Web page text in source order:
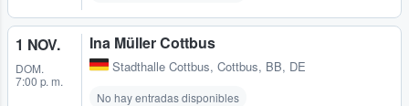
1 NOV.
DOM.
7:00 p. m.
Ina Müller Cottbus
Stadthalle Cottbus, Cottbus, BB, DE
No hay entradas disponibles